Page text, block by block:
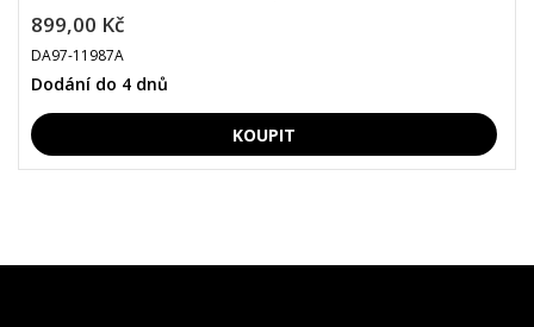
899,00 Kč
DA97-11987A
Dodání do 4 dnů